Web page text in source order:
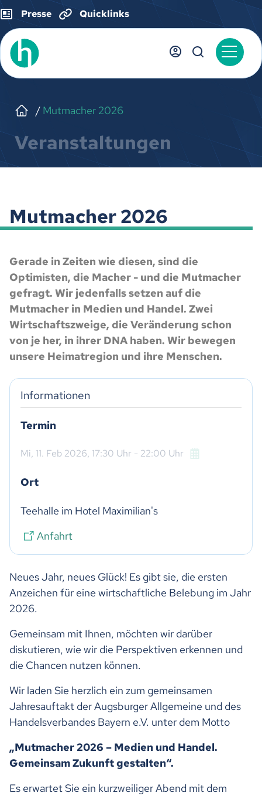
Presse Quicklinks
Mutmacher 2026
Veranstaltungen
Mutmacher 2026
Gerade in Zeiten wie diesen, sind die
Optimisten, die Macher - und die Mutmacher
gefragt. Wir jedenfalls setzen auf die
Mutmacher in Medien und Handel. Zwei
Wirtschaftszweige, die Veränderung schon
von je her, in ihrer DNA haben. Wir bewegen
unsere Heimatregion und ihre Menschen.
Neues Jahr, neues Glück! Es gibt sie, die ersten
Anzeichen für eine wirtschaftliche Belebung im Jahr
2026.
Gemeinsam mit Ihnen, möchten wir darüber
diskutieren, wie wir die Perspektiven erkennen und
die Chancen nutzen können.
Wir laden Sie herzlich ein zum gemeinsamen
Jahresauftakt der Augsburger Allgemeine und des
Handelsverbandes Bayern e.V. unter dem Motto
„Mutmacher 2026 – Medien und Handel.
Gemeinsam Zukunft gestalten“.
Es erwartet Sie ein kurzweiliger Abend mit dem
Informationen
Termin
Mi, 11. Feb 2026, 17:30 Uhr - 22:00 Uhr
Ort
Teehalle im Hotel Maximilian's
Anfahrt